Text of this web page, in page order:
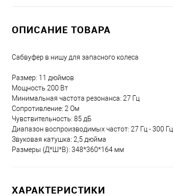
ОПИСАНИЕ ТОВАРА
Сабвуфер в нишу для запасного колеса
Размер: 11 дюймов
Мощность 200 Вт
Минимальная частота резонанса: 27 Гц
Сопротивление: 2 Ом
Чувствительность: 85 дБ
Диапазон воспроизводимых частот: 27 Гц - 300 Гц
Звуковая катушка: 2,5 дюйма
Размеры (Д*Ш*В): 348*360*164 мм
ХАРАКТЕРИСТИКИ